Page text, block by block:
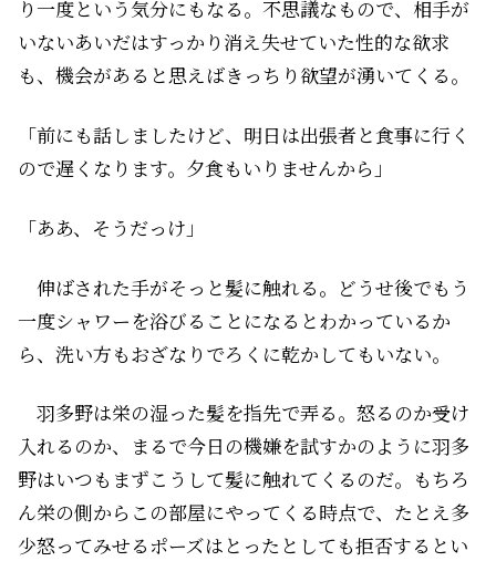
り一度という気分にもなる。不思議なもので、相手が
いないあいだはすっかり消え失せていた性的な欲求
も、機会があると思えばきっちり欲望が湧いてくる。
「前にも話しましたけど、明日は出張者と食事に行く
ので遅くなります。夕食もいりませんから」
「ああ、そうだっけ」
伸ばされた手がそっと髪に触れる。どうせ後でもう
一度シャワーを浴びることになるとわかっているか
ら、洗い方もおざなりでろくに乾かしてもいない。
羽多野は栄の湿った髪を指先で弄る。怒るのか受け
入れるのか、まるで今日の機嫌を試すかのように羽多
野はいつもまずこうして髪に触れてくるのだ。もちろ
ん栄の側からこの部屋にやってくる時点で、たとえ多
少怒ってみせるポーズはとったとしても拒否するとい